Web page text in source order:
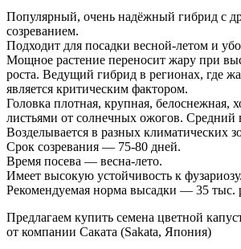
Популярный, очень надёжный гибрид с
созреванием.
Подходит для посадки весной-летом и
Мощное растение переносит жару при
роста. Ведущий гибрид в регионах, где
является критическим фактором.
Головка плотная, крупная, белоснежная,
листьями от солнечных ожогов. Средний
Возделывается в разных климатических
Срок созревания — 75-80 дней.
Время посева — весна-лето.
Имеет высокую устойчивость к фузариозу.
Рекомендуемая норма высадки — 35 тыс.
Предлагаем купить семена цветной
от компании Саката (Sakata, Япония)